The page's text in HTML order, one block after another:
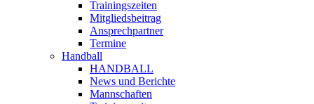
Trainingszeiten
Mitgliedsbeitrag
Ansprechpartner
Termine
Handball
HANDBALL
News und Berichte
Mannschaften